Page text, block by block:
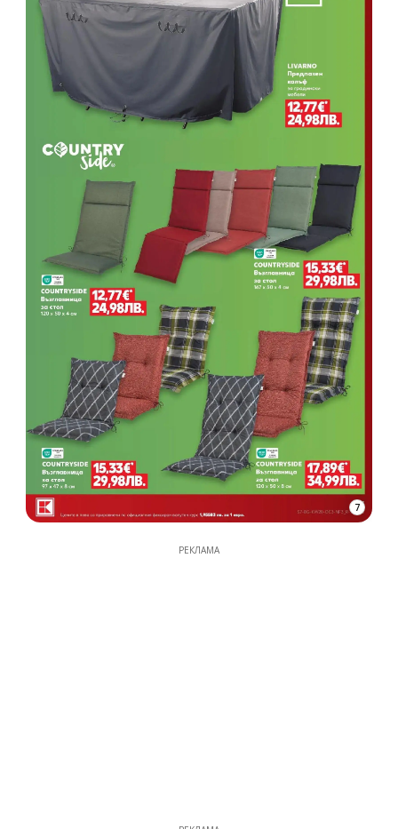
7
РЕКЛАМА